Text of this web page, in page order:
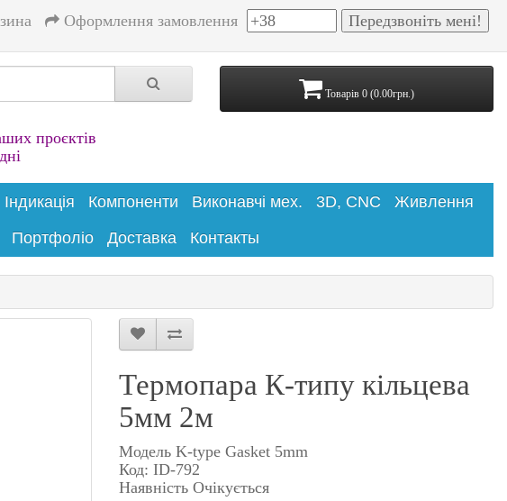
Оформлення замовлення
проєктів
Товарів 0 (0.00грн.)
Індикація Компоненти Виконавчі мех. 3D, CNC
Живлення
Портфоліо Доставка Контакты
Термопара К-типу кільцева
5мм 2м
Модель K-type Gasket 5mm
Код: ID-792
Наявність Очікується